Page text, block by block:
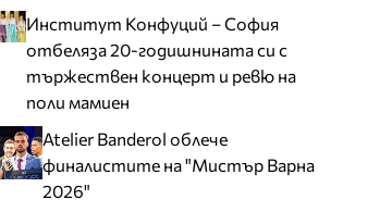
Институт Конфуций – София
отбеляза 20-годишнината си с
тържествен концерт и ревю на
поли мамиен
Atelier Banderol облече
финалистите на "Мистър Варна
2026"